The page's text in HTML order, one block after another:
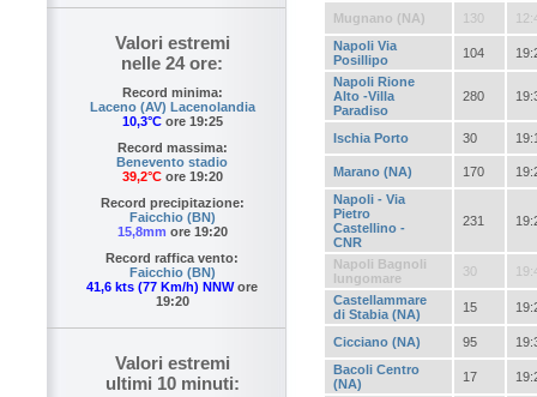
Valori estremi
nelle 24 ore:
Record minima:
Laceno (AV) Lacenolandia
10,3°Core 19:25
Record massima:
Benevento stadio
39,2°Core 19:20
Record precipitazione:
Faicchio (BN)
15,8mm ore 19:20
Record raffica vento:
Faicchio (BN)
41,6 kts (77 Km/h) NNWore
19:20
Valori estremi
ultimi 10 minuti:
Mugnano (NA) 130
Napoli Via
Posillipo
104
Napoli Rione
Alto -Villa
Paradiso
280
Ischia Porto 30
Marano (NA) 170
Napoli - Via
Pietro
Castellino -
CNR
231
Napoli Bagnoli
lungomare
30
Castellammare
di Stabia (NA)
15
Cicciano (NA) 95
Bacoli Centro
(NA)
17